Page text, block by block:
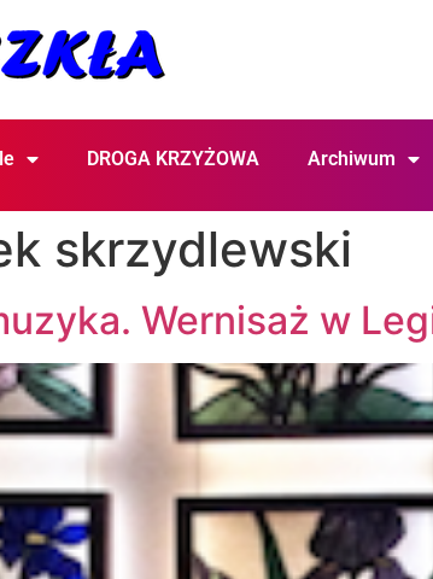
DROGA KRZYŻOWA Archiwum
skrzydlewski
Wernisaż w